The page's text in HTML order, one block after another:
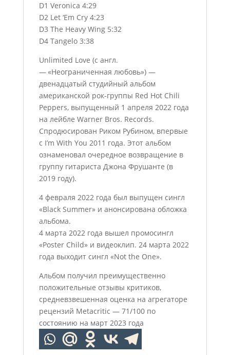
D1 Veronica 4:29
D2 Let ‘Em Cry 4:23
D3 The Heavy Wing 5:32
D4 Tangelo 3:38
Unlimited Love (с англ.
— «Неограниченная любовь») —
двенадцатый студийный альбом
американской рок-группы Red Hot Chili
Peppers, выпущенный 1 апреля 2022 года
на лейбле Warner Bros. Records.
Спродюсирован Риком Рубином, впервые
с I’m With You 2011 года. Этот альбом
ознаменовал очередное возвращение в
группу гитариста Джона Фрушанте (в
2019 году).
4 февраля 2022 года был выпущен сингл
«Black Summer» и анонсирована обложка
альбома.
4 марта 2022 года вышел промосингл
«Poster Child» и видеоклип. 24 марта 2022
года выходит сингл «Not the One».
Альбом получил преимущественно
положительные отзывы критиков,
средневзвешенная оценка на агрегаторе
рецензий Metacritic — 71/100 по
состоянию на март 2023 года